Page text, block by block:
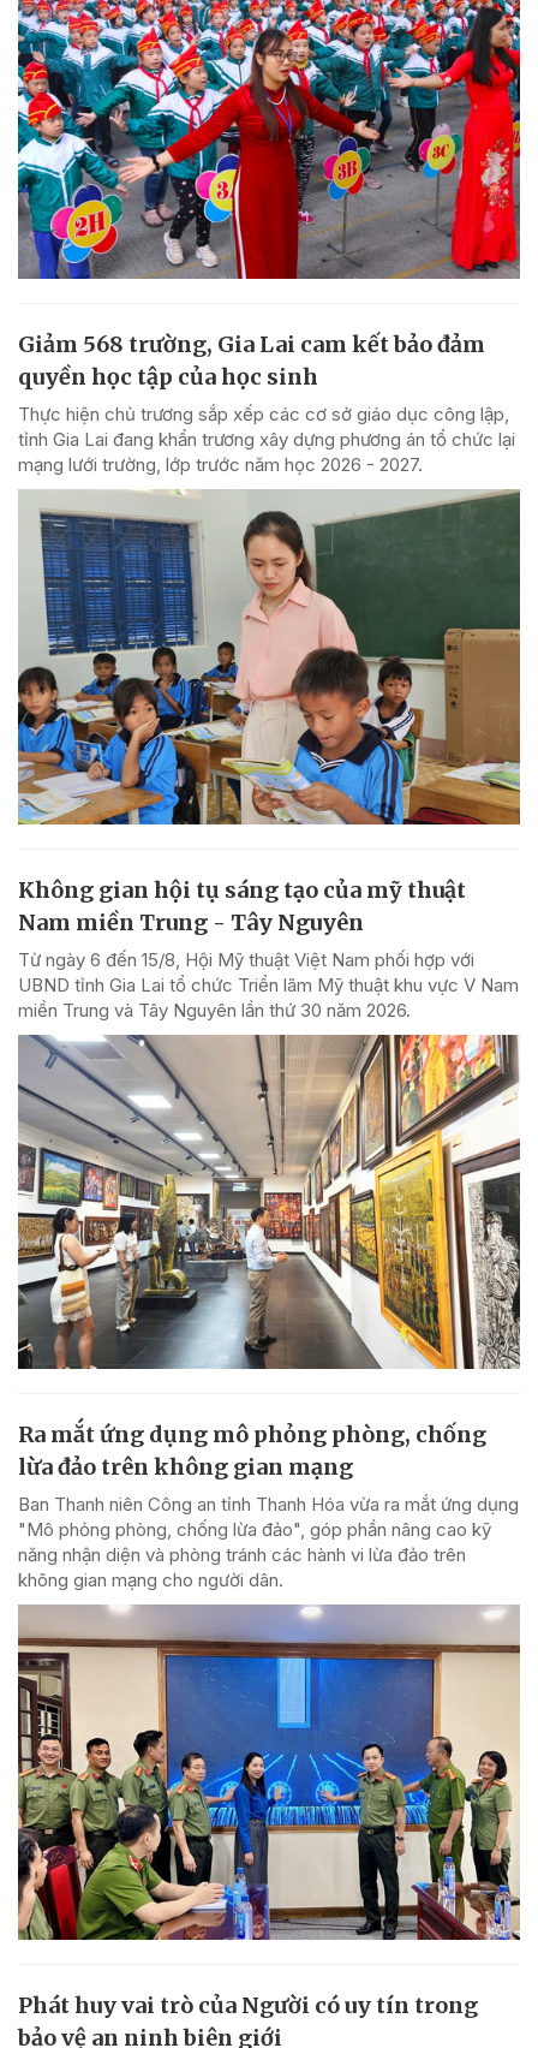
Giảm 568 trường, Gia Lai cam kết bảo đảm
quyền học tập của học sinh
Thực hiện chủ trương sắp xếp các cơ sở giáo dục công lập,
tỉnh Gia Lai đang khẩn trương xây dựng phương án tổ chức lại
mạng lưới trường, lớp trước năm học 2026 - 2027.
Không gian hội tụ sáng tạo của mỹ thuật
Nam miền Trung - Tây Nguyên
Từ ngày 6 đến 15/8, Hội Mỹ thuật Việt Nam phối hợp với
UBND tỉnh Gia Lai tổ chức Triển lãm Mỹ thuật khu vực V Nam
miền Trung và Tây Nguyên lần thứ 30 năm 2026.
Ra mắt ứng dụng mô phỏng phòng, chống
lừa đảo trên không gian mạng
Ban Thanh niên Công an tỉnh Thanh Hóa vừa ra mắt ứng dụng
"Mô phỏng phòng, chống lừa đảo", góp phần nâng cao kỹ
năng nhận diện và phòng tránh các hành vi lừa đảo trên
không gian mạng cho người dân.
Phát huy vai trò của Người có uy tín trong
bảo vệ an ninh biên giới